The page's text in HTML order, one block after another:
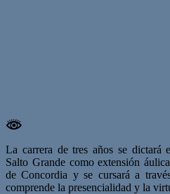
La carrera de tres años se dictará
Salto Grande como extensión
de Concordia y se cursará a
comprende la presencialidad y la